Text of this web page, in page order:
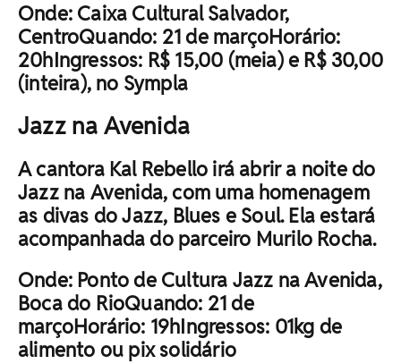
Onde: Caixa Cultural Salvador,
CentroQuando: 21 de marçoHorário:
20hIngressos: R$ 15,00 (meia) e R$ 30,00
(inteira), no Sympla
Jazz na Avenida
A cantora Kal Rebello irá abrir a noite do
Jazz na Avenida, com uma homenagem
as divas do Jazz, Blues e Soul. Ela estará
acompanhada do parceiro Murilo Rocha.
Onde: Ponto de Cultura Jazz na Avenida,
Boca do RioQuando: 21 de
marçoHorário: 19hIngressos: 01kg de
alimento ou pix solidário